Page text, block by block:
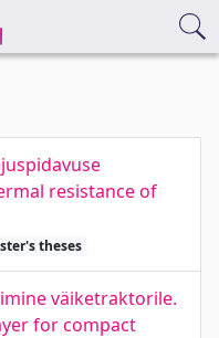
resistance of
theses
väiketraktorile.
for compact